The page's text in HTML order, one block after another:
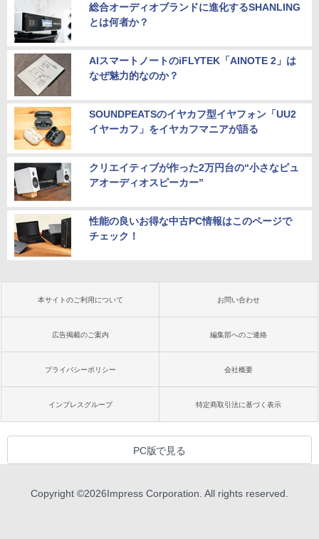
総合オーディオブランドに進化するSHANLING
とは何者か？
AIスマートノートのiFLYTEK「AINOTE 2」は
なぜ魅力的なのか？
SOUNDPEATSのイヤカフ型イヤフォン「UU2
イヤーカフ」をイヤカフマニアが語る
クリエイティブが作った2万円台の“小さなピュ
アオーディオスピーカー”
性能の良いお得な中古PC情報はこのページで
チェック！
本サイトのご利用について お問い合わせ
広告掲載のご案内 編集部へのご連絡
プライバシーポリシー 会社概要
インプレスグループ 特定商取引法に基づく表示
PC版で見る
Copyright ©2026Impress Corporation. All rights reserved.